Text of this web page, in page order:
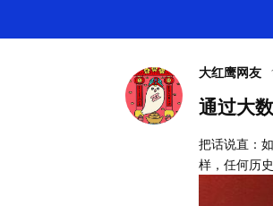
大红鹰网友
通过大
把话说直：
样，任何历